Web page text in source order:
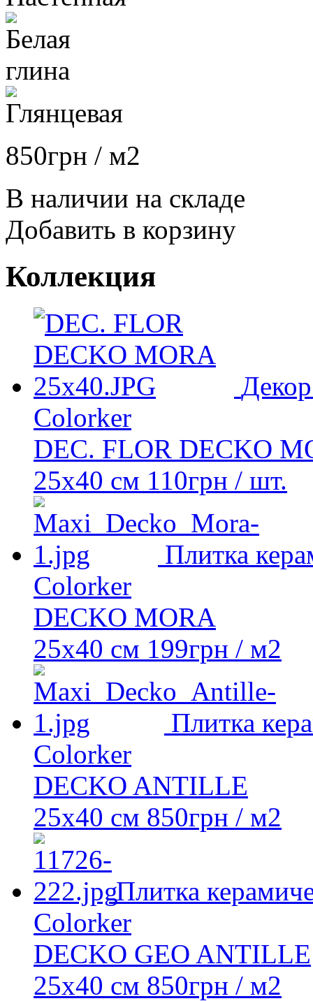
850грн / м2
В наличии на складе
Добавить в корзину
Коллекция
Colorker
DEC. FLOR DECKO
25x40 см 110грн / шт.
Плитка
Colorker
DECKO MORA
25x40 см 199грн / м2
Плитка
Colorker
DECKO ANTILLE
25x40 см 850грн / м2
Плитка
Colorker
DECKO GEO ANTILLE
25x40 см 850грн / м2